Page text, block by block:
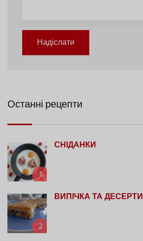
Надіслати
Останні рецепти
1
СНІДАНКИ
2
ВИПІЧКА ТА ДЕСЕРТИ